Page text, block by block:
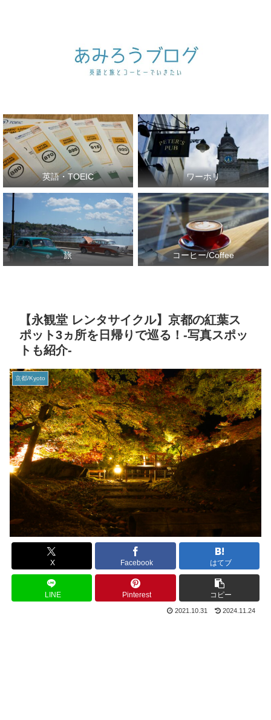
英語・TOEIC ワーホリ
旅 コーヒー/Coffee
【永観堂 レンタサイクル】京都の紅葉ス
ポット3ヵ所を日帰りで巡る！-写真スポッ
トも紹介-
京都/Kyoto
X Facebook はてブ
LINE Pinterest コピー
2021.10.31 2024.11.24